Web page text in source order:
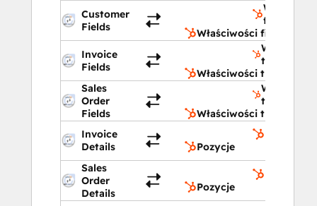
Customer
Fields
firmy
Właściwości firmy
Invoice
Fields
transakcji
Właściwości transakcji
Sales
Order
Fields
transakcji
Właściwości transakcji
Invoice
Details
Pozycje
Sales
Order
Details
Pozycje